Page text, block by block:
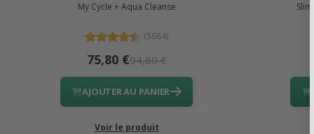
My Cycle + Aqua Cleanse
(5684)
75,80 €94,80 €
AJOUTER AU PANIER
Voir le produit